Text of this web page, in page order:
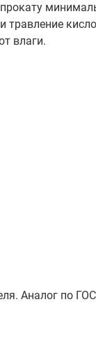
влаги.
Аналог по